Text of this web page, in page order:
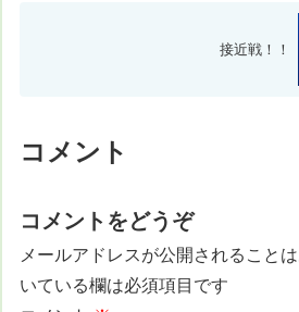
接近戦！！
コメント
コメントをどうぞ
メールアドレスが公開されることは
いている欄は必須項目です